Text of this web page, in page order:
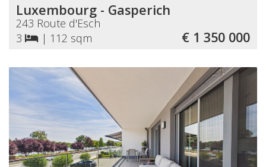
Luxembourg - Gasperich
243 Route d'Esch
3
| 112 sqm € 1 350 000